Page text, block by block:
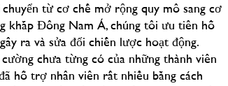
từ cơ chế mở rộng quy mô sang cơ
khắp Đông Nam Á, chúng tôi ưu tiên hỗ
ra và sửa đổi chiến lược hoạt động.
chưa từng có của những thành viên
hỗ trợ nhân viên rất nhiều bằng cách